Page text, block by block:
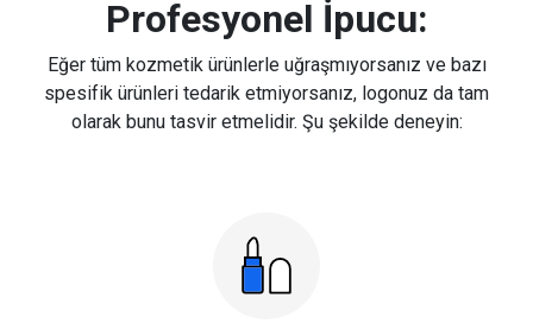
Profesyonel İpucu:
Eğer tüm kozmetik ürünlerle uğraşmıyorsanız ve bazı
spesifik ürünleri tedarik etmiyorsanız, logonuz da tam
olarak bunu tasvir etmelidir. Şu şekilde deneyin: